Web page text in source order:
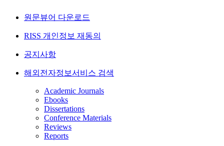
원문뷰어 다운로드
RISS 개인정보 재동의
공지사항
해외전자정보서비스 검색
Academic Journals
Ebooks
Dissertations
Conference Materials
Reviews
Reports